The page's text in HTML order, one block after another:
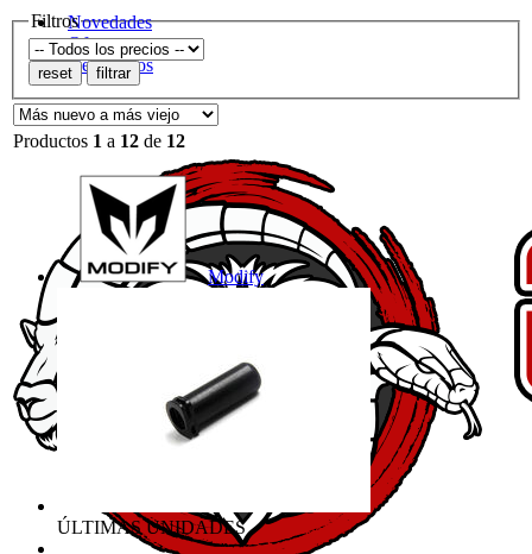
Novedades
Ofertas
Destacados
Filtros
Productos 1 a 12 de 12
Modify
ÚLTIMAS UNIDADES